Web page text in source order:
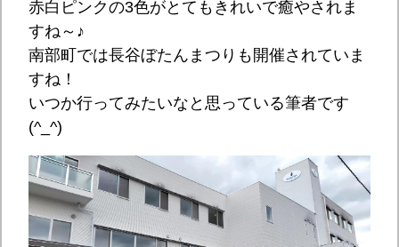
赤白ピンクの3色がとてもきれいで癒やされま
すね～♪
南部町では長谷ぼたんまつりも開催されていま
すね！
いつか行ってみたいなと思っている筆者です
(^_^)